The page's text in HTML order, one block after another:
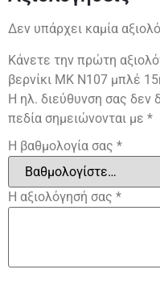
Δεν υπάρχει καμία
Κάνετε την πρώτη
βερνίκι ΜΚ Ν107 μπλέ
Η ηλ. διεύθυνση σας δεν
πεδία σημειώνονται με *
Η βαθμολογία σας *
Η αξιολόγησή σας *